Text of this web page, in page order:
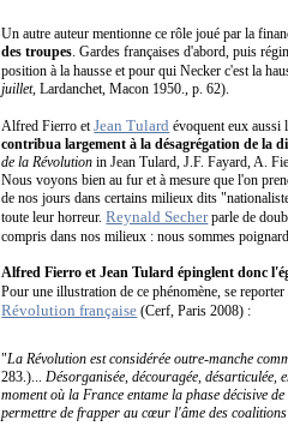
Un autre auteur mentionne ce rôle joué par la
des troupes . Gardes françaises d'abord, puis
position à la hausse et pour qui Necker c'est la
juillet, Lardanchet, Macon 1950., p. 62).
Alfred Fierro etJean Tulard évoquent eux aussi
contribua largement à la désagrégation de la
de la Révolution in Jean Tulard, J.F. Fayard, A.
Nous voyons bien au fur et à mesure que l'on
de nos jours dans certains milieux dits
toute leur horreur.Reynald Secherparle de
compris dans nos milieux : nous sommes
Alfred Fierro et Jean Tulard épinglent donc
Pour une illustration de ce phénomène, se
Révolution française (Cerf, Paris 2008) :
"La Révolution est considérée outre-manche
283.)... Désorganisée, découragée, désarticulée,
moment où la France entame la phase décisive
permettre de frapper au cœur l'âme des